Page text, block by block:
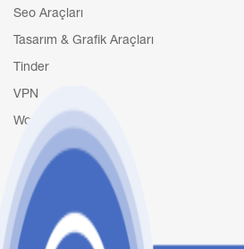
Seo Araçları
Tasarım & Grafik Araçları
Tinder
VPN
WordPress
Müşteri Servisi
Giriş Yap / Kayıt Ol
İletişim